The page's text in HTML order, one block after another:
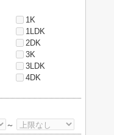
1K
1LDK
2DK
3K
3LDK
4DK
～